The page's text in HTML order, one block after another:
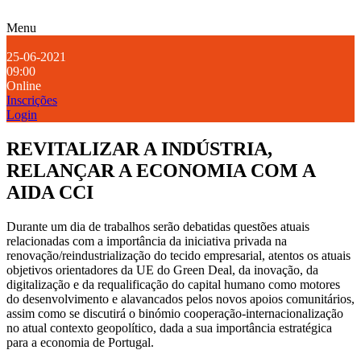
Menu
25-06-2021
09:00
Online
Inscrições
Login
REVITALIZAR A INDÚSTRIA,
RELANÇAR A ECONOMIA COM A
AIDA CCI
Durante um dia de trabalhos serão debatidas questões atuais
relacionadas com a importância da iniciativa privada na
renovação/reindustrialização do tecido empresarial, atentos os atuais
objetivos orientadores da UE do Green Deal, da inovação, da
digitalização e da requalificação do capital humano como motores
do desenvolvimento e alavancados pelos novos apoios comunitários,
assim como se discutirá o binómio cooperação-internacionalização
no atual contexto geopolítico, dada a sua importância estratégica
para a economia de Portugal.